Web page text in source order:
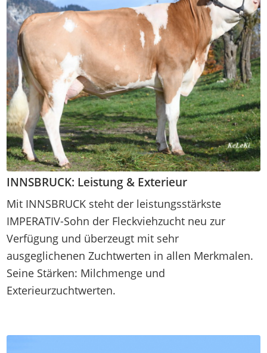
INNSBRUCK: Leistung & Exterieur
Mit INNSBRUCK steht der leistungsstärkste
IMPERATIV-Sohn der Fleckviehzucht neu zur
Verfügung und überzeugt mit sehr
ausgeglichenen Zuchtwerten in allen Merkmalen.
Seine Stärken: Milchmenge und
Exterieurzuchtwerten.